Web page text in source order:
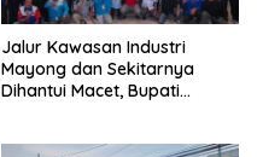
Jalur Kawasan Industri
Mayong dan Sekitarnya
Dihantui Macet, Bupati